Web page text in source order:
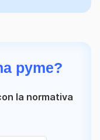
pyme?
la normativa